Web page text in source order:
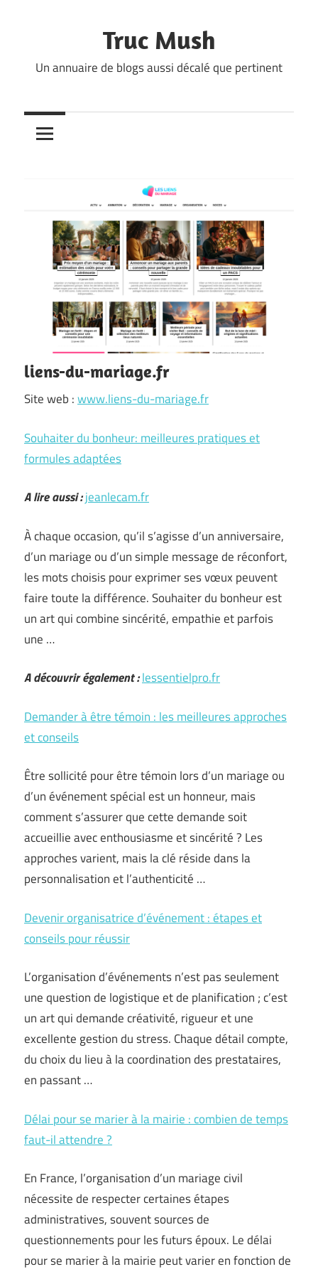
Truc Mush
Un annuaire de blogs aussi décalé que pertinent
liens-du-mariage.fr
Site web :www.liens-du-mariage.fr
Souhaiter du bonheur: meilleures pratiques et
formules adaptées
A lire aussi :jeanlecam.fr
À chaque occasion, qu’il s’agisse d’un anniversaire,
d’un mariage ou d’un simple message de réconfort,
les mots choisis pour exprimer ses vœux peuvent
faire toute la différence. Souhaiter du bonheur est
un art qui combine sincérité, empathie et parfois
une …
A découvrir également :lessentielpro.fr
Demander à être témoin : les meilleures approches
et conseils
Être sollicité pour être témoin lors d’un mariage ou
d’un événement spécial est un honneur, mais
comment s’assurer que cette demande soit
accueillie avec enthousiasme et sincérité ? Les
approches varient, mais la clé réside dans la
personnalisation et l’authenticité …
Devenir organisatrice d’événement : étapes et
conseils pour réussir
L’organisation d’événements n’est pas seulement
une question de logistique et de planification ; c’est
un art qui demande créativité, rigueur et une
excellente gestion du stress. Chaque détail compte,
du choix du lieu à la coordination des prestataires,
en passant …
Délai pour se marier à la mairie : combien de temps
faut-il attendre ?
En France, l’organisation d’un mariage civil
nécessite de respecter certaines étapes
administratives, souvent sources de
questionnements pour les futurs époux. Le délai
pour se marier à la mairie peut varier en fonction de